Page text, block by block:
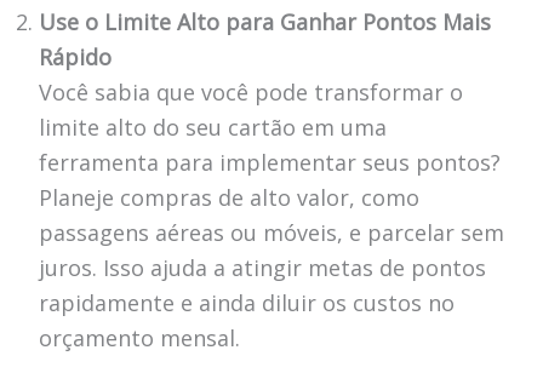
Use o Limite Alto para Ganhar Pontos Mais
Rápido
Você sabia que você pode transformar o
limite alto do seu cartão em uma
ferramenta para implementar seus pontos?
Planeje compras de alto valor, como
passagens aéreas ou móveis, e parcelar sem
juros. Isso ajuda a atingir metas de pontos
rapidamente e ainda diluir os custos no
orçamento mensal.